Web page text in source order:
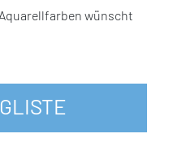
wünscht